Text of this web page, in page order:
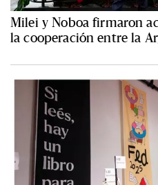
Milei y Noboa firmaron
la cooperación entre la